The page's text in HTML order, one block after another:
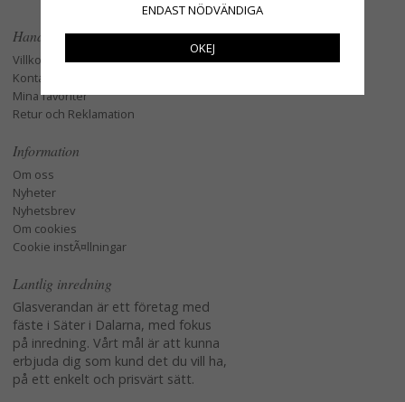
Handla
Villkor
Kontakta oss
Mina favoriter
Retur och Reklamation
Information
Om oss
Nyheter
Nyhetsbrev
Om cookies
Cookie instÃ¤llningar
Lantlig inredning
Glasverandan är ett företag med
fäste i Säter i Dalarna, med fokus
på inredning. Vårt mål är att kunna
erbjuda dig som kund det du vill ha,
på ett enkelt och prisvärt sätt.
ENDAST NÖDVÄNDIGA
OKEJ